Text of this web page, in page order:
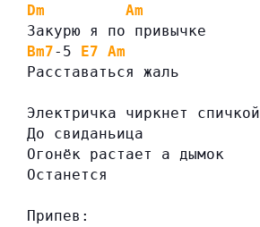
Dm
Am
Закурю я по привычке
Bm7-5 E7 Am
Расставаться жаль
Электричка чиркнет спичкой
До свиданьица
Огонёк растает а дымок
Останется
Припев: